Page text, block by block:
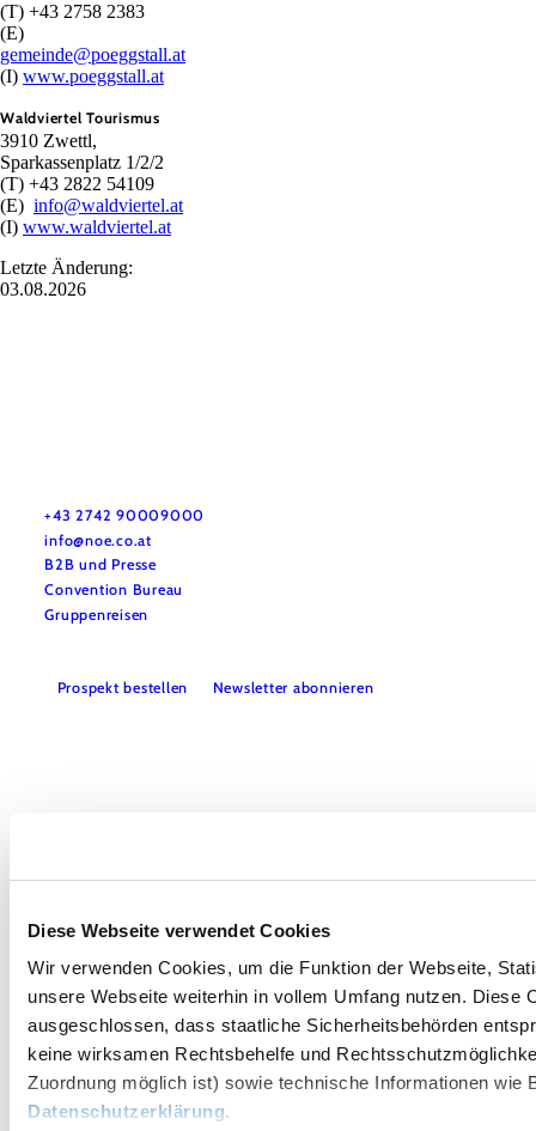
Diese Webseite verwendet Cookies
Wir verwenden Cookies, um die Funktion der Webseite,
unsere Webseite weiterhin in vollem Umfang nutzen.
ausgeschlossen, dass staatliche Sicherheitsbehörden
keine wirksamen Rechtsbehelfe und
Zuordnung möglich ist) sowie technische Informationen wie
Datenschutzerklärung.
(T) +43 2758 2383
(E)
gemeinde@poeggstall.at
(I) www.poeggstall.at
Waldviertel Tourismus
3910 Zwettl,
Sparkassenplatz 1/2/2
(T) +43 2822 54109
(E) info@waldviertel.at
(I) www.waldviertel.at
Letzte Änderung:
03.08.2026
+43 2742 90009000
info@noe.co.at
B2B und Presse
Convention Bureau
Gruppenreisen
Prospekt bestellen Newsletter abonnieren
Copyright © Niederösterreich-Werbung GmbH – Offizielles Tourismus- und
Kulturportal des Landes Niederösterreich